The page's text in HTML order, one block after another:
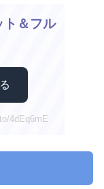
ト＆フル
4dEq6mE